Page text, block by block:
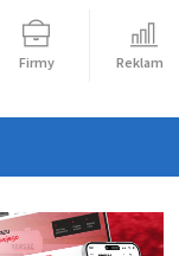
Firmy Reklama